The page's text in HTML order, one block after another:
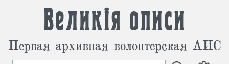
Великія описи
Первая архивная волонтерская АИС